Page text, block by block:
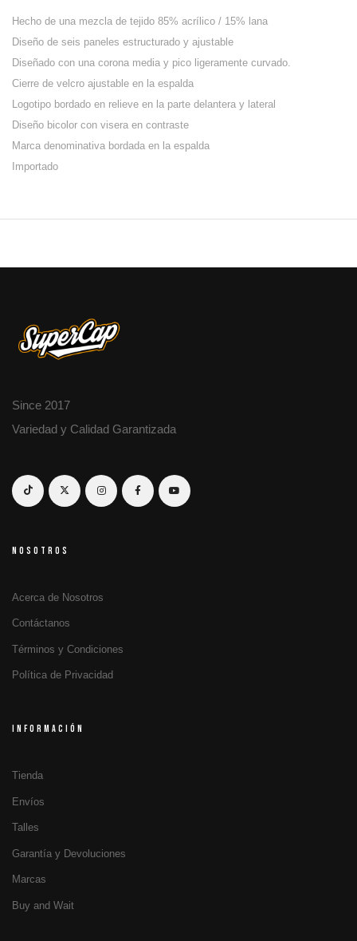
Hecho de una mezcla de tejido 85% acrílico / 15% lana
Diseño de seis paneles estructurado y ajustable
Diseñado con una corona media y pico ligeramente curvado.
Cierre de velcro ajustable en la espalda
Logotipo bordado en relieve en la parte delantera y lateral
Diseño bicolor con visera en contraste
Marca denominativa bordada en la espalda
Importado
Since 2017
Variedad y Calidad Garantizada
NOSOTROS
Acerca de Nosotros
Contáctanos
Términos y Condiciones
Política de Privacidad
INFORMACIÓN
Tienda
Envíos
Talles
Garantía y Devoluciones
Marcas
Buy and Wait